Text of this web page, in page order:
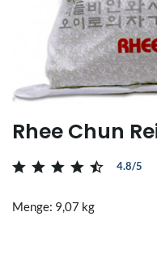
Rhee Chun
4.8/5
Menge: 9,07 kg